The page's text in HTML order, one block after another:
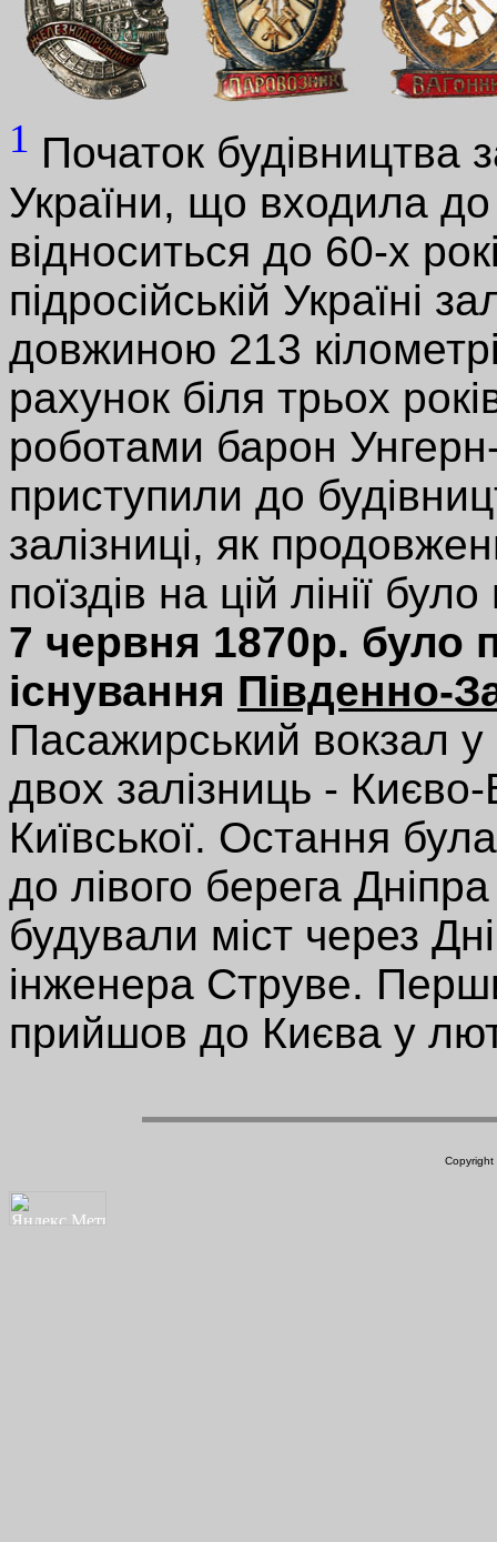
1 Початок будівництва
України, що входила до
відноситься до 60-х
підросійській Україні
довжиною 213
рахунок біля трьох
роботами барон
приступили до
залізниці, як
поїздів на цій лінії
7 червня 1870р. було
існування Південно-
Пасажирський вокзал у
двох залізниць -
Київської. Остання
до лівого берега
будували міст через
інженера Струве.
прийшов до Києва у